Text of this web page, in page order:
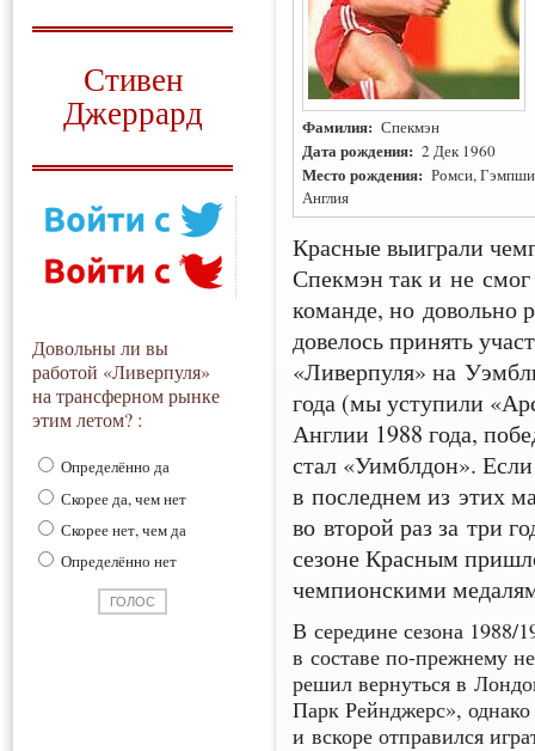
Стивен
Джеррард
Довольны ли вы
работой «Ливерпуля»
на трансферном рынке
этим летом? :
Определённо да
Скорее да, чем нет
Скорее нет, чем да
Определённо нет
Фамилия: Спекмэн
Дата рождения: 2 Дек 1960
Место рождения:
Англия
Красные выиграли
Спекмэн так и не
команде, но довольно
довелось принять
«Ливерпуля» на
года (мы уступили
Англии 1988 года,
стал «Уимблдон».
в последнем из этих
во второй раз за три
сезоне Красным
чемпионскими
В середине сезона 1988/
в составепо-прежнему
решил вернуться в
Парк Рейнджерс»,
и вскоре отправился